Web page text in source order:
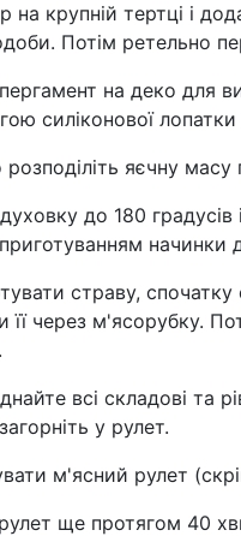
на крупній тертці і
Потім ретельно
на деко для
силіконової лопатки
розподіліть яєчну
духовку до 180
начинки
страву,
її через м'ясорубку.
всі складові та
у рулет.
м'ясний рулет
ще протягом 40